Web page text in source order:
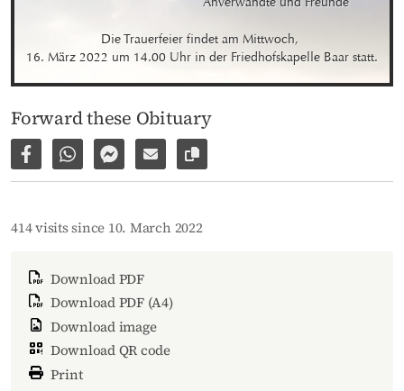
Die Trauerfeier findet am Mittwoch,
16. März 2022 um 14.00 Uhr in der Friedhofskapelle Baar statt.
Forward these Obituary
Share on Facebook
Share via WhatsApp
Share via Facebook Messenger
Share via E-Mail
Copy link to page
414 visits since 10. March 2022
Download PDF
Download PDF (A4)
Download image
Download QR code
Print